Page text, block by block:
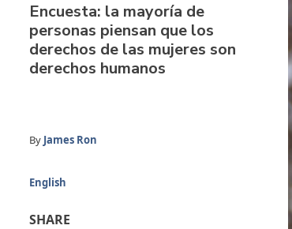
Encuesta: la mayoría de
personas piensan que los
derechos de las mujeres son
derechos humanos
By James Ron
English
SHARE